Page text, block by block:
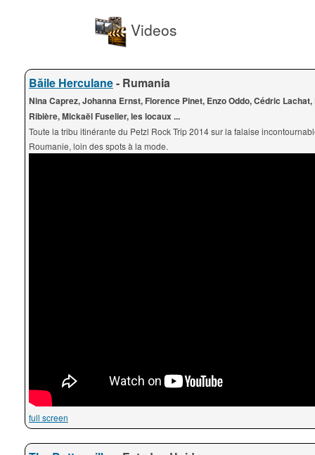
Videos
Băile Herculane- Rumania
Nina Caprez, Johanna Ernst, Florence Pinet, Enzo Oddo, Cédric Lachat,
Ribière, Mickaël Fuselier, les locaux ...
Toute la tribu itinérante du Petzl Rock Trip 2014 sur la falaise
Roumanie, loin des spots à la mode.
full screen